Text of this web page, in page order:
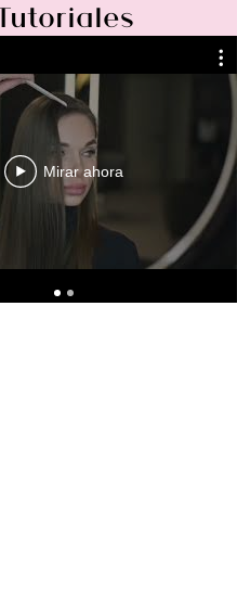
Mirar ahora